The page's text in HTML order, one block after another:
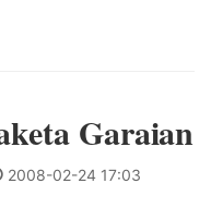
Garaian
2008-02-24 17:03